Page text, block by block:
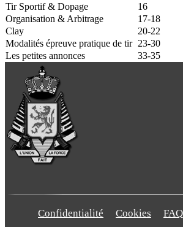
Tir Sportif & Dopage
16
Organisation & Arbitrage
17-18
Clay
20-22
Modalités épreuve pratique de tir 23-30
Les petites annonces
33-35
Confidentialité Cookies FAQ